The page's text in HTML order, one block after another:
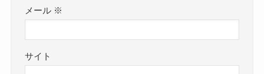
メール ※
サイト